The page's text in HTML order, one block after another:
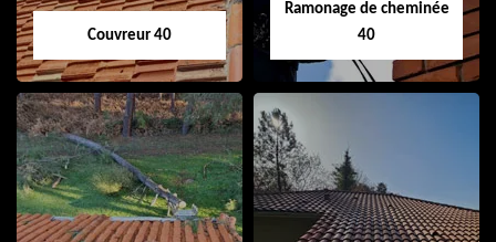
Couvreur 40
Couvreur 40
Ramonage de cheminée
40
Ramonage de
cheminée 40